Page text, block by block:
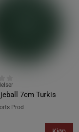
7cm Turkis
Prod